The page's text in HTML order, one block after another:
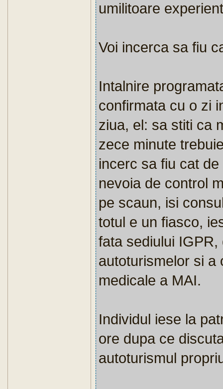
umilitoare
Voi incerca sa fiu
Intalnire
confirmata cu o zi
ziua, el: sa stiti ca
zece minute
incerc sa fiu cat
nevoia de control
pe scaun, isi
totul e un fiasco,
fata sediului
autoturismelor si a
medicale a MAI.
Individul iese la
ore dupa ce
autoturismul